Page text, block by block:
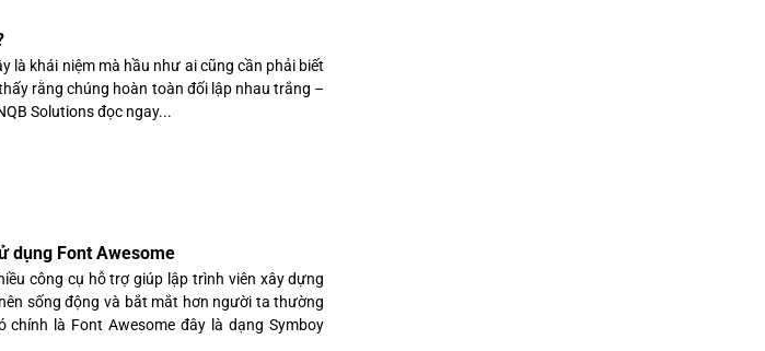
là khái niệm mà hầu như ai cũng cần phải biết
rằng chúng hoàn toàn đối lập nhau trắng –
Solutions đọc ngay...
dụng Font Awesome
công cụ hỗ trợ giúp lập trình viên xây dựng
sống động và bắt mắt hơn người ta thường
là Font Awesome đây là dạng Symboy